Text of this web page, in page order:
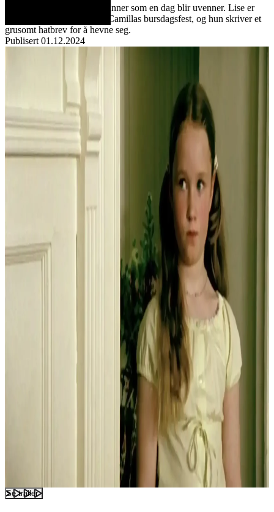
Filmen handler om to venninner som en dag blir uvenner. Lise er
ikke lenger velkommen til Camillas bursdagsfest, og hun skriver et
grusomt hatbrev for å hevne seg.
Publisert 01.12.2024
Se trailer